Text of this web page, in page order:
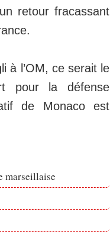
retour fracassant
à l’OM, ce serait le
pour la défense
de Monaco est
marseillaise